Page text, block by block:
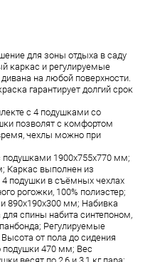
для зоны отдыха в саду
каркас и регулируемые
на любой поверхности.
гарантирует долгий срок
с 4 подушками со
позволят с комфортом
чехлы можно при
подушками 1900х755х770 мм;
Каркас выполнен из
подушки в съёмных чехлах
рогожки, 100% полиэстер;
890х190х300 мм; Набивка
спины набита синтепоном,
Регулируемые
от пола до сидения
подушки 470 мм; Вес